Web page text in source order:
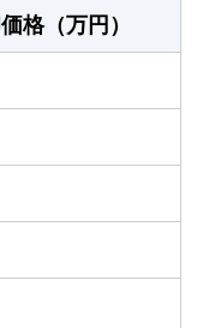
区役所前
格（万円）